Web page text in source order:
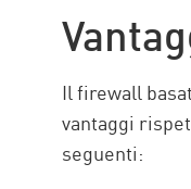
Il firewall
vantaggi
seguenti: